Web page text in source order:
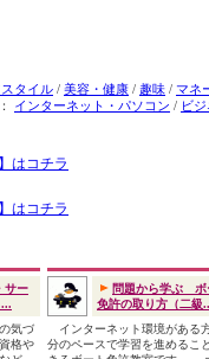
タイル / 美容・健康 / 趣味 / マネ
インターネット・パソコン / ビ
はコチラ
はコチラ
サー
気づ
格や
問題から学ぶ ボ
免許の取り方（二級
インターネット環境がある
分のペースで学習を進めるこ